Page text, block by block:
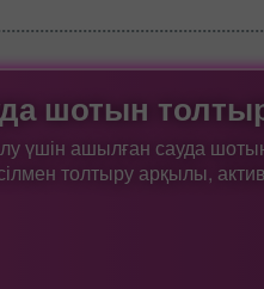
шотын
үшін ашылған сауда
толтыру арқылы,